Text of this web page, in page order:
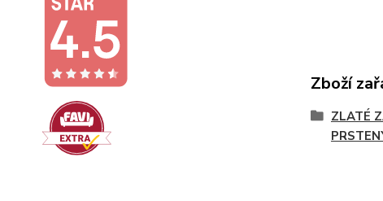
Zboží
ZLATÉ